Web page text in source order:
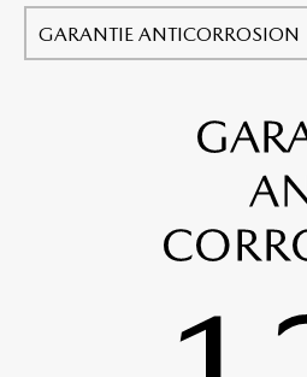
GARANTIE ANTICORROSION